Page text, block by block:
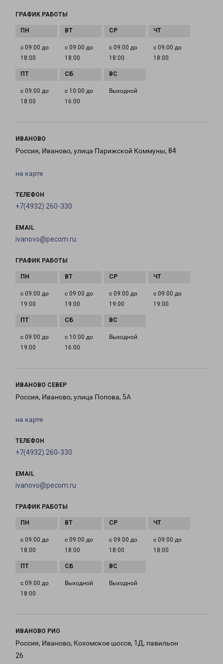
ГРАФИК РАБОТЫ
с 09:00 до
18:00
с 09:00 до
18:00
с 09:00 до
18:00
с 09:00 до
18:00
с 09:00 до
18:00
с 10:00 до
16:00
Выходной
ИВАНОВО
Россия, Иваново, улица Парижской Коммуны, 84
на карте
ТЕЛЕФОН
+7(4932) 260-330
EMAIL
ivanovo@pecom.ru
ГРАФИК РАБОТЫ
с 09:00 до
19:00
с 09:00 до
19:00
с 09:00 до
19:00
с 09:00 до
19:00
с 09:00 до
19:00
с 10:00 до
16:00
Выходной
ИВАНОВО СЕВЕР
Россия, Иваново, улица Попова, 5А
на карте
ТЕЛЕФОН
+7(4932) 260-330
EMAIL
ivanovo@pecom.ru
ГРАФИК РАБОТЫ
с 09:00 до
18:00
с 09:00 до
18:00
с 09:00 до
18:00
с 09:00 до
18:00
с 09:00 до
18:00
Выходной Выходной
ИВАНОВО РИО
Россия, Иваново, Кохомское шоссе, 1Д, павильон
26